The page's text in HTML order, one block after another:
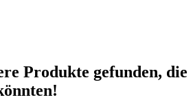
Produkte gefunden, die